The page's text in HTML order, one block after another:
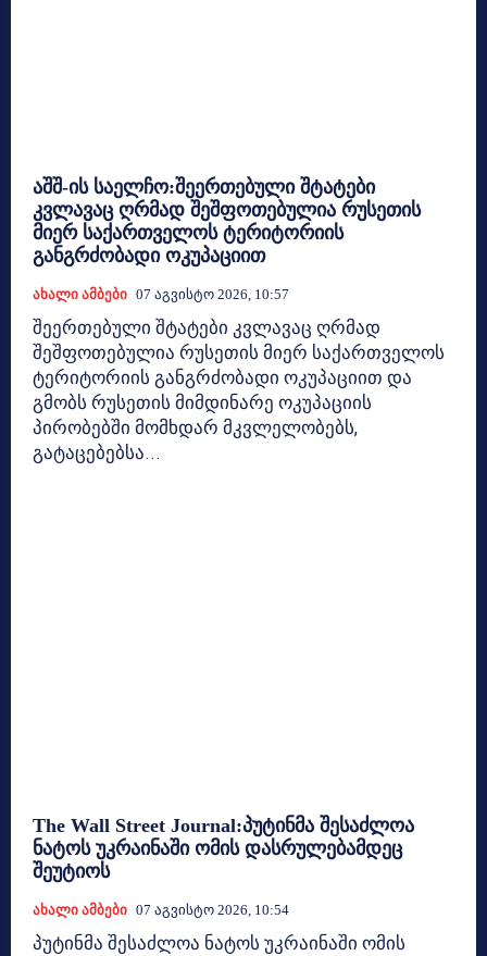
აშშ-ის საელჩო:შეერთებული შტატები
კვლავაც ღრმად შეშფოთებულია რუსეთის
მიერ საქართველოს ტერიტორიის
განგრძობადი ოკუპაციით
Ახალი Ამბები 07 Აგვისტო 2026, 10:57
შეერთებული შტატები კვლავაც ღრმად
შეშფოთებულია რუსეთის მიერ საქართველოს
ტერიტორიის განგრძობადი ოკუპაციით და
გმობს რუსეთის მიმდინარე ოკუპაციის
პირობებში მომხდარ მკვლელობებს,
გატაცებებსა...
The Wall Street Journal:პუტინმა შესაძლოა
ნატოს უკრაინაში ომის დასრულებამდეც
შეუტიოს
Ახალი Ამბები 07 Აგვისტო 2026, 10:54
პუტინმა შესაძლოა ნატოს უკრაინაში ომის